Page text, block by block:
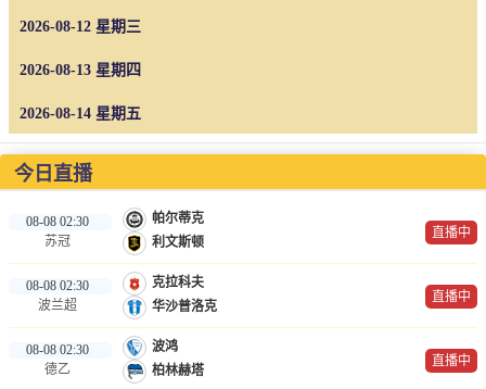
足球录像
篮球录像
新闻
足球新闻
体育词条
2026-08-12 星期三
2026-08-13 星期四
2026-08-14 星期五
今日直播
08-08 02:30
苏冠
帕尔蒂克
利文斯顿
直播中
08-08 02:30
波兰超
克拉科夫
华沙普洛克
直播中
08-08 02:30
德乙
波鸿
柏林赫塔
直播中